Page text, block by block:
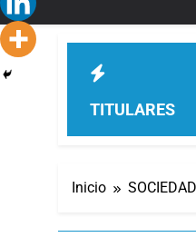
TITULARES
seguridad por la protesta
Inicio SOCIEDAD